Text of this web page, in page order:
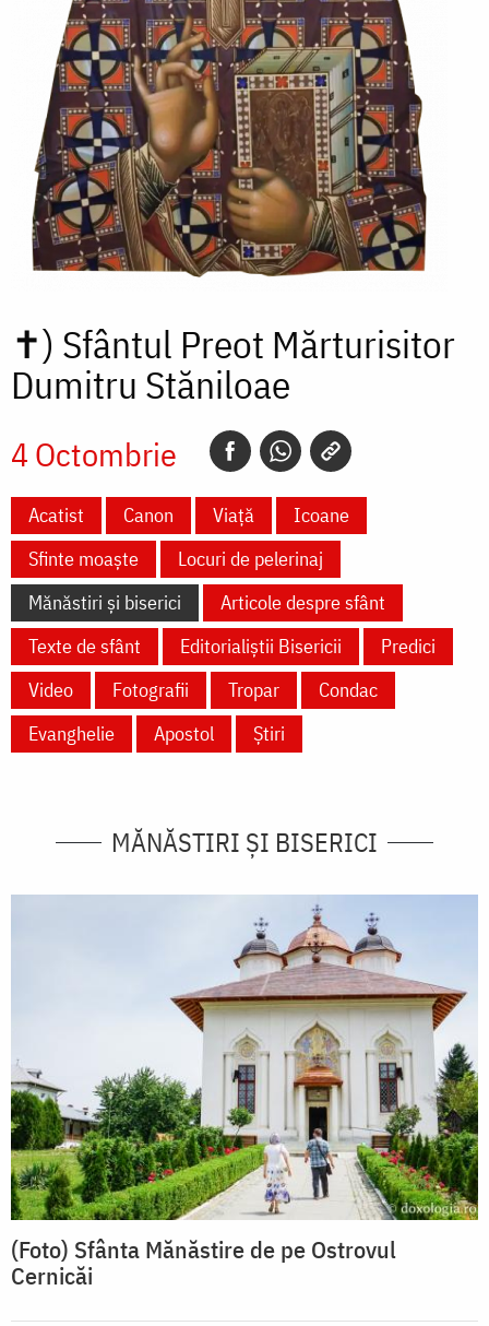
✝) Sfântul Preot Mărturisitor
Dumitru Stăniloae
4 Octombrie
Acatist Canon Viață
Icoane
Sfinte moaște
Locuri de pelerinaj
Mănăstiri și biserici
Articole despre sfânt
Texte de sfânt
Editorialiștii Bisericii
Predici
Video
Fotografii Tropar
Condac
Evanghelie
Apostol Știri
MĂNĂSTIRI ȘI BISERICI
(Foto) Sfânta Mănăstire de pe Ostrovul
Cernicăi